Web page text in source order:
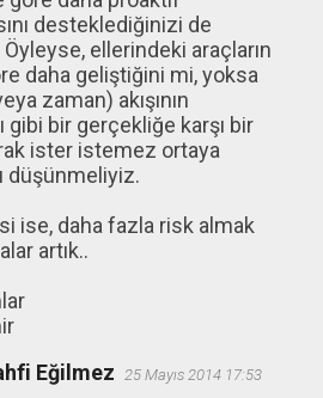
desteklediğinizi de
Öyleyse, ellerindeki araçların
daha geliştiğini mi, yoksa
zaman) akışının
gibi bir gerçekliğe karşı bir
ister istemez ortaya
düşünmeliyiz.
ise, daha fazla risk almak
artık..
Eğilmez 25 Mayıs 2014 17:53